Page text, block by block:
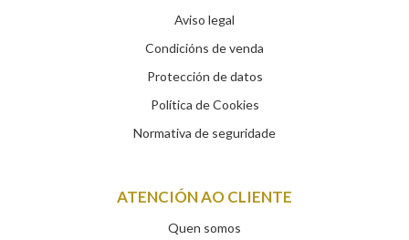
Aviso legal
Condicións de venda
Protección de datos
Política de Cookies
Normativa de seguridade
ATENCIÓN AO CLIENTE
Quen somos